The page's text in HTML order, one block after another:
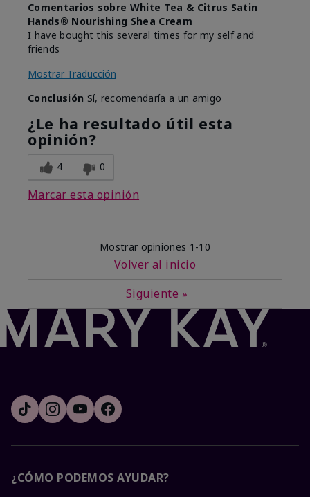
Comentarios sobre White Tea & Citrus Satin
Hands® Nourishing Shea Cream
I have bought this several times for my self and
friends
Mostrar Traducción
Conclusión Sí, recomendaría a un amigo
¿Le ha resultado útil esta
opinión?
4 0
Marcar esta opinión
Mostrar opiniones 1-10
Volver al inicio
Siguiente »
¿CÓMO PODEMOS AYUDAR?